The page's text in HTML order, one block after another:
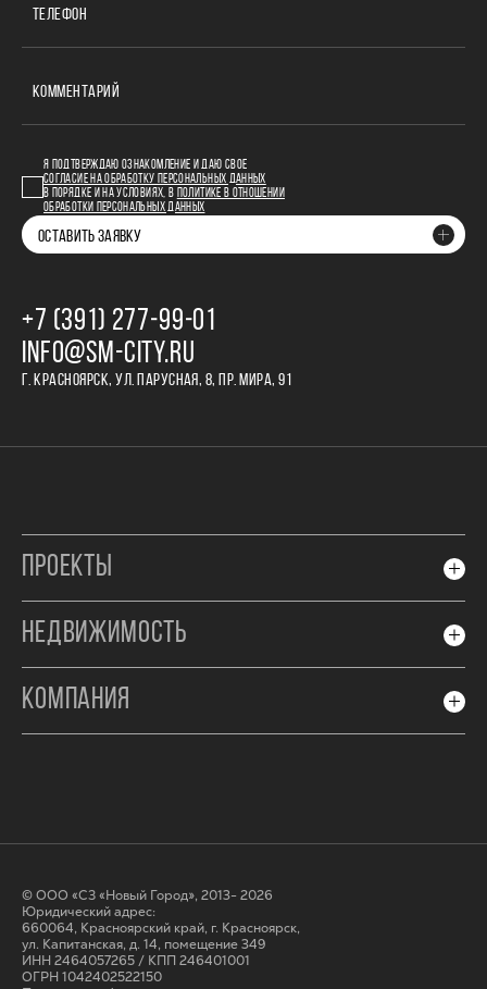
ТЕЛЕФОН
КОММЕНТАРИЙ
Я ПОДТВЕРЖДАЮ ОЗНАКОМЛЕНИЕ И ДАЮ СВОЕ
СОГЛАСИЕ НА ОБРАБОТКУ ПЕРСОНАЛЬНЫХ ДАННЫХ
В ПОРЯДКЕ И НА УСЛОВИЯХ, В
ПОЛИТИКЕ В ОТНОШЕНИИ
ОБРАБОТКИ ПЕРСОНАЛЬНЫХ ДАННЫХ
ОСТАВИТЬ ЗАЯВКУ
+7 (391) 277‒99‒01
INFO@SM-CITY.RU
Г. КРАСНОЯРСК, УЛ. ПАРУСНАЯ, 8, ПР. МИРА, 91
ПРОЕКТЫ
НЕДВИЖИМОСТЬ
КОМПАНИЯ
© ООО «СЗ «Новый Город», 2013- 2026
Юридический адрес:
660064, Красноярский край, г. Красноярск,
ул. Капитанская, д. 14, помещение 349
ИНН 2464057265 / КПП 246401001
ОГРН 1042402522150